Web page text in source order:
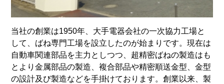
当社の創業は1950年、大手電器会社の一次協力工場と
して、ばね専門工場を設立したのが始まりです。現在は
自動車関連部品を主力としつつ、超精密ばねの製造はも
とより金属部品の製造、複合部品や精密順送金型、金型
の設計及び製造などを手掛けております。創業以来、製